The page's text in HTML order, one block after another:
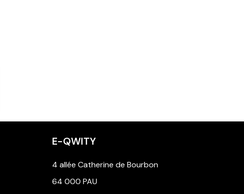
E-QWITY
4 allée Catherine de Bourbon
64 000 PAU